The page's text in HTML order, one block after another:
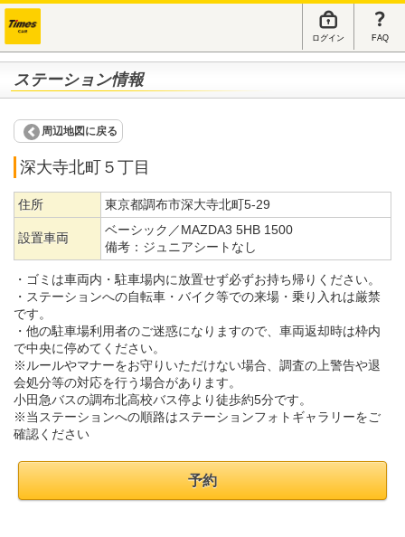
ログイン FAQ
ステーション情報
周辺地図に戻る
深大寺北町５丁目
住所 東京都調布市深大寺北町5-29
設置車両
ベーシック／MAZDA3 5HB 1500
備考： ジュニアシートなし
・ゴミは車両内・駐車場内に放置せず必ずお持ち帰りください。
・ステーションへの自転車・バイク等での来場・乗り入れは厳禁
です。
・他の駐車場利用者のご迷惑になりますので、車両返却時は枠内
で中央に停めてください。
※ルールやマナーをお守りいただけない場合、調査の上警告や退
会処分等の対応を行う場合があります。
小田急バスの調布北高校バス停より徒歩約5分です。
※当ステーションへの順路はステーションフォトギャラリーをご
確認ください
予約